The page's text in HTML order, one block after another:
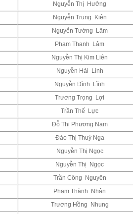
Nguyễn Thị Hưởng
Nguyễn Trung Kiên
Nguyễn Tường Lâm
Phạm Thanh Lâm
Nguyễn Thị Kim Liên
Nguyễn Hải Linh
Nguyễn Đình Lĩnh
Trương Trọng Lợi
Trần Thế Lực
Đỗ Thị Phương Nam
Đào Thị Thuý Nga
Nguyễn Thị Ngọc
Nguyễn Thị Ngọc
Trần Công Nguyên
Phạm Thành Nhân
Trương Hồng Nhung